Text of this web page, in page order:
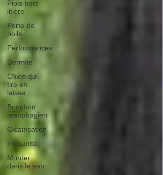
Pipis hors
litière
Perte de
poils
Performances
Dermite
Chien qui
tire en
laisse
Bouchon
œsophagien
Cicatrisation
Immunité
Monter
dans le van